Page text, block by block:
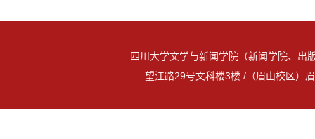
四川大学文学与新闻学院（新闻学院、
望江路29号文科楼3楼 /（眉山校区